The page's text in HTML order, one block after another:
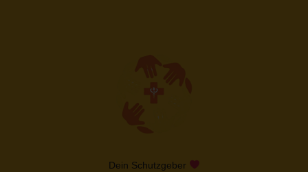
Dein Schutzgeber